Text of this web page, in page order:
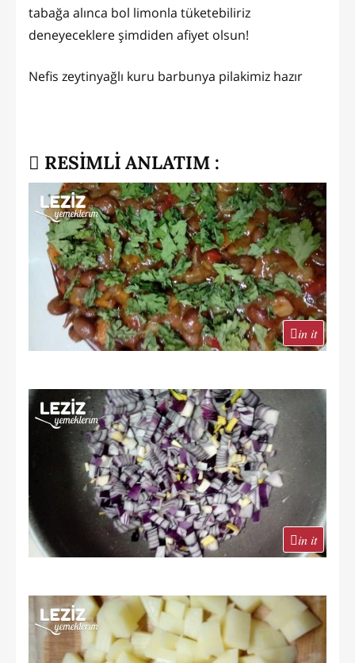
tabağa alınca bol limonla tüketebiliriz
deneyeceklere şimdiden afiyet olsun!
Nefis zeytinyağlı kuru barbunya pilakimiz hazır
RESİMLİ ANLATIM :
in it
in it